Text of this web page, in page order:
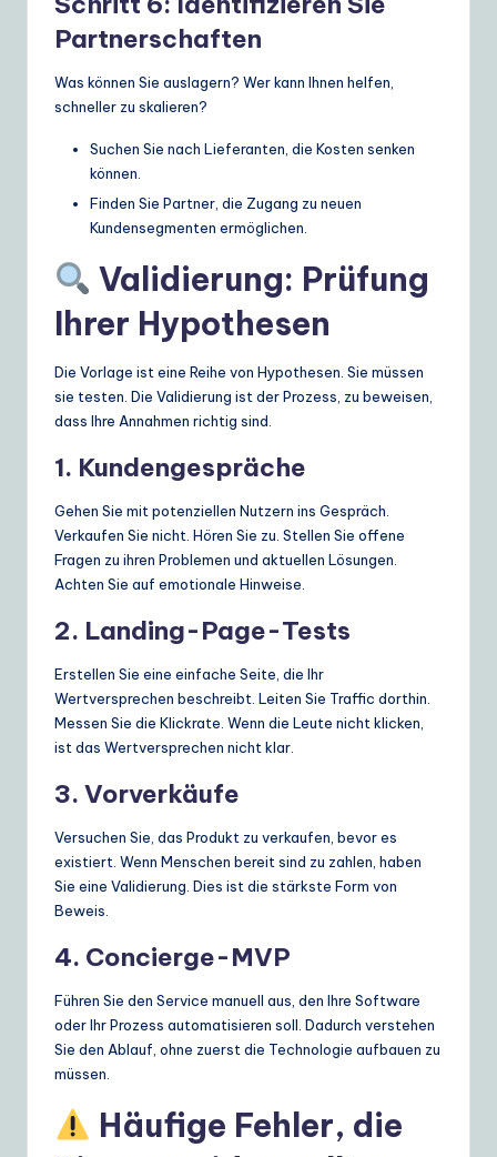
Partnerschaften
Was können Sie auslagern? Wer kann Ihnen helfen,
schneller zu skalieren?
Suchen Sie nach Lieferanten, die Kosten senken
können.
Finden Sie Partner, die Zugang zu neuen
Kundensegmenten ermöglichen.
Validierung: Prüfung
Ihrer Hypothesen
Die Vorlage ist eine Reihe von Hypothesen. Sie müssen
sie testen. Die Validierung ist der Prozess, zu beweisen,
dass Ihre Annahmen richtig sind.
1. Kundengespräche
Gehen Sie mit potenziellen Nutzern ins Gespräch.
Verkaufen Sie nicht. Hören Sie zu. Stellen Sie offene
Fragen zu ihren Problemen und aktuellen Lösungen.
Achten Sie auf emotionale Hinweise.
2. Landing-Page-Tests
Erstellen Sie eine einfache Seite, die Ihr
Wertversprechen beschreibt. Leiten Sie Traffic dorthin.
Messen Sie die Klickrate. Wenn die Leute nicht klicken,
ist das Wertversprechen nicht klar.
3. Vorverkäufe
Versuchen Sie, das Produkt zu verkaufen, bevor es
existiert. Wenn Menschen bereit sind zu zahlen, haben
Sie eine Validierung. Dies ist die stärkste Form von
Beweis.
4. Concierge-MVP
Führen Sie den Service manuell aus, den Ihre Software
oder Ihr Prozess automatisieren soll. Dadurch verstehen
Sie den Ablauf, ohne zuerst die Technologie aufbauen zu
müssen.
Häufige Fehler, die